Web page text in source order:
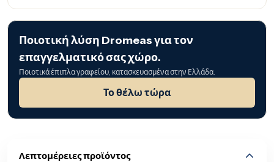
Ποιοτική λύση Dromeas για τον
επαγγελματικό σας χώρο.
Ποιοτικά έπιπλα γραφείου, κατασκευασμένα στην Ελλάδα.
Το θέλω τώρα
Λεπτομέρειες προϊόντος